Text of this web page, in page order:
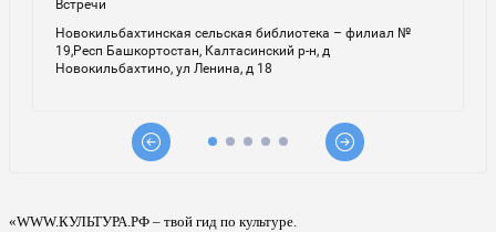
«WWW.КУЛЬТУРА.РФ – твой гид по культуре.